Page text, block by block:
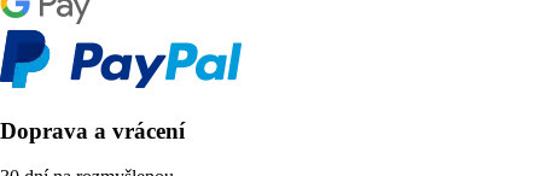
Doprava a vrácení